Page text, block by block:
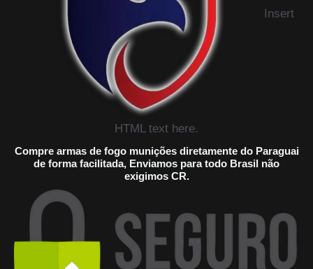
Insert
HTML text here.
Compre armas de fogo munições diretamente do Paraguai
de forma facilitada, Enviamos para todo Brasil não
exigimos CR.